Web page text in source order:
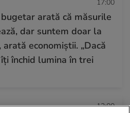
17:00
arată că măsurile
dar suntem doar la
economiștii. „Dacă
închid lumina în trei
12:00